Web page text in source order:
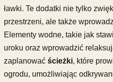
ławki. Te dodatki nie tylko
przestrzeni, ale także
Elementy wodne, takie jak
uroku oraz wprowadzić
zaplanować ścieżki, które
ogrodu, umożliwiając